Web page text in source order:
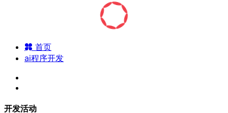
首页
ai程序开发
开发活动